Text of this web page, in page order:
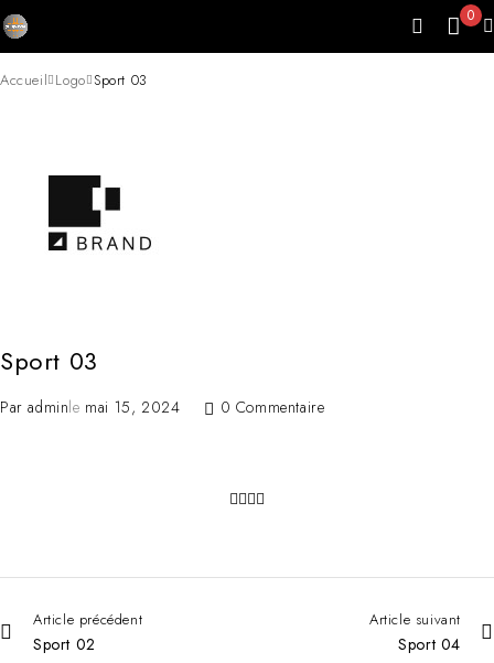
0
Accueil Logo Sport 03
Sport 03
Par adminle mai 15, 2024 0 Commentaire
Article précédent
Sport 02
Article suivant
Sport 04